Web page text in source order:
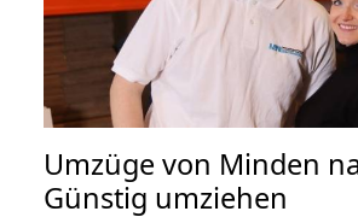
Umzüge von Minden
Günstig umziehen